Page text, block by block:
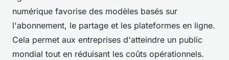
numérique favorise des modèles basés sur
l'abonnement, le partage et les plateformes en ligne.
Cela permet aux entreprises d'atteindre un public
mondial tout en réduisant les coûts opérationnels.